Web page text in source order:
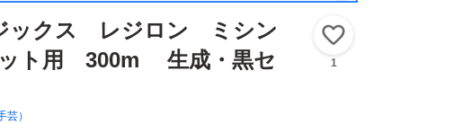
クス レジロン ミシン
ト用 300m 生成・黒セ
芸）
1